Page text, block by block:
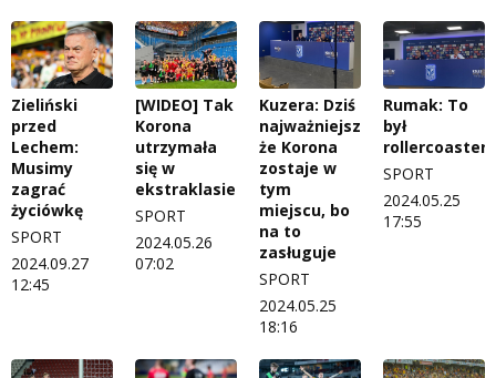
Zieliński
przed
Lechem:
Musimy
zagrać
życiówkę
SPORT
2024.09.27
12:45
[WIDEO] Tak
Korona
utrzymała
się w
ekstraklasie!
SPORT
2024.05.26
07:02
Kuzera: Dziś
najważniejsze,
że Korona
zostaje w
tym
miejscu, bo
na to
zasługuje
SPORT
2024.05.25
18:16
Rumak: To
był
rollercoaster
SPORT
2024.05.25
17:55